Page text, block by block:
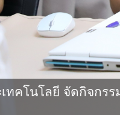
โนโลยี จัดกิจกรร